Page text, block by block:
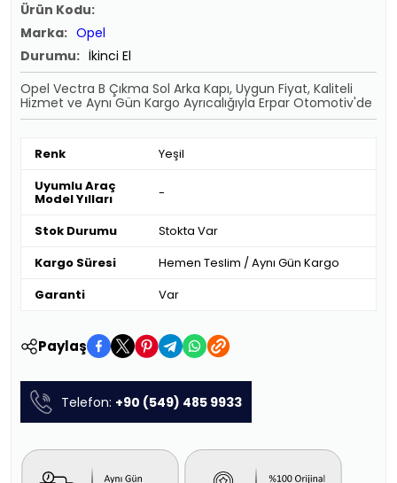
Ürün Kodu:
Marka: Opel
Durumu: İkinci El
Opel Vectra B Çıkma Sol Arka Kapı, Uygun Fiyat, Kaliteli
Hizmet ve Aynı Gün Kargo Ayrıcalığıyla Erpar Otomotiv'de
Renk
Yeşil
Uyumlu Araç
Model Yılları -
Stok Durumu
Stokta Var
Kargo Süresi
Hemen Teslim / Aynı Gün Kargo
Garanti
Var
Paylaş
Telefon: +90 (549) 485 9933